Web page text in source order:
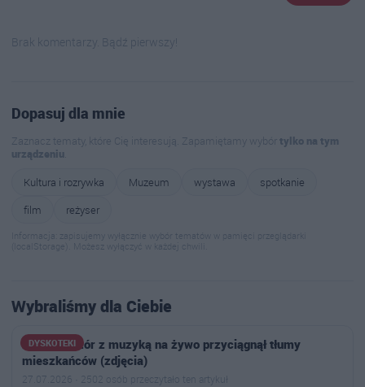
Brak komentarzy. Bądź pierwszy!
Dopasuj dla mnie
Zaznacz tematy, które Cię interesują. Zapamiętamy wybórtylko na tym
urządzeniu.
Kultura i rozrywka
Muzeum wystawa
spotkanie
film
reżyser
Informacja: zapisujemy wyłącznie wybór tematów w pamięci przeglądarki
(localStorage). Możesz wyłączyć w każdej chwili.
Wybraliśmy dla Ciebie
DYSKOTEKI
Letni wieczór z muzyką na żywo przyciągnął tłumy
mieszkańców (zdjęcia)
27.07.2026 · 2502 osób przeczytało ten artykuł